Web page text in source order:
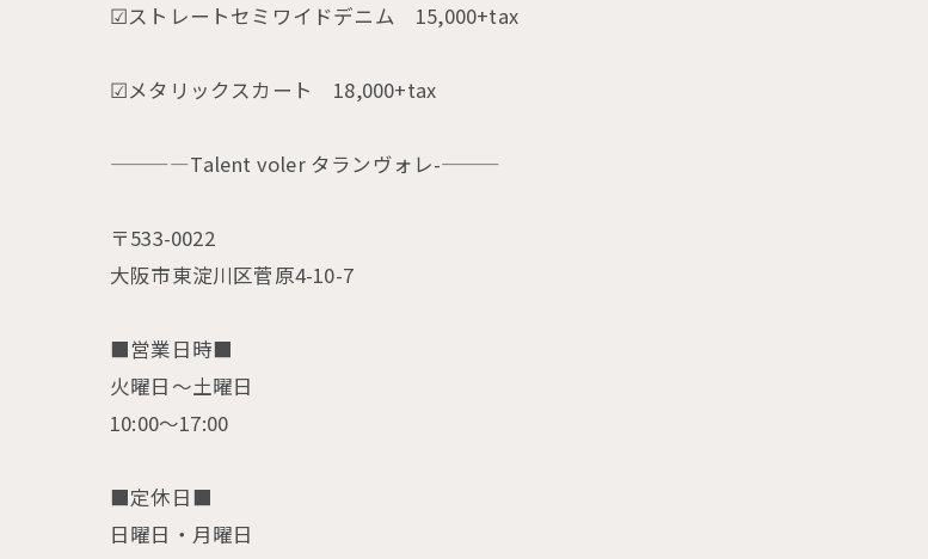
☑︎ストレートセミワイドデニム 15,000+tax
☑︎メタリックスカート 18,000+tax
————Talent voler タランヴォレ-———
〒533-0022
大阪市東淀川区菅原4-10-7
■営業日時■
火曜日〜土曜日
10:00〜17:00
■定休日■
日曜日・月曜日